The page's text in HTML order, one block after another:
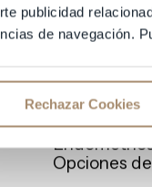
publicidad
de navegación.
Rechazar Cookies
Dra. Elena Pau
Opciones